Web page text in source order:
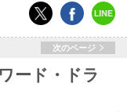
次のページ
ード・ドラ